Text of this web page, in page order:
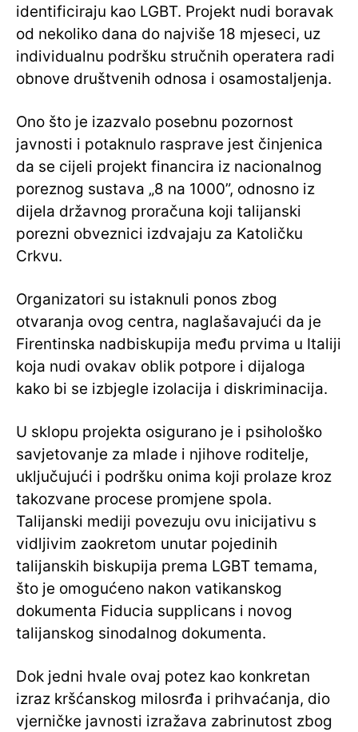
identificiraju kao LGBT. Projekt nudi boravak
od nekoliko dana do najviše 18 mjeseci, uz
individualnu podršku stručnih operatera radi
obnove društvenih odnosa i osamostaljenja.
Ono što je izazvalo posebnu pozornost
javnosti i potaknulo rasprave jest činjenica
da se cijeli projekt financira iz nacionalnog
poreznog sustava „8 na 1000”, odnosno iz
dijela državnog proračuna koji talijanski
porezni obveznici izdvajaju za Katoličku
Crkvu.
Organizatori su istaknuli ponos zbog
otvaranja ovog centra, naglašavajući da je
Firentinska nadbiskupija među prvima u Italiji
koja nudi ovakav oblik potpore i dijaloga
kako bi se izbjegle izolacija i diskriminacija.
U sklopu projekta osigurano je i psihološko
savjetovanje za mlade i njihove roditelje,
uključujući i podršku onima koji prolaze kroz
takozvane procese promjene spola.
Talijanski mediji povezuju ovu inicijativu s
vidljivim zaokretom unutar pojedinih
talijanskih biskupija prema LGBT temama,
što je omogućeno nakon vatikanskog
dokumenta Fiducia supplicans i novog
talijanskog sinodalnog dokumenta.
Dok jedni hvale ovaj potez kao konkretan
izraz kršćanskog milosrđa i prihvaćanja, dio
vjerničke javnosti izražava zabrinutost zbog